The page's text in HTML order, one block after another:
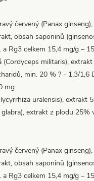
červený (Panax
obsah saponinů
Rg3 celkem 15,4 mg/g –
(Cordyceps militaris),
min. 20 % ? - 1,3/1,6
mg
uralensis), extrakt
glabra), extrakt z plodu
červený (Panax
obsah saponinů
Rg3 celkem 15,4 mg/g –